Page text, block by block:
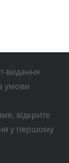
видання
умови
відкрите
у першому